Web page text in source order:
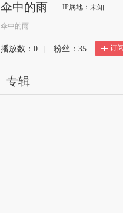
伞中的雨 IP属地：未知
伞中的雨
播放数： 0 粉丝： 35 订
专辑